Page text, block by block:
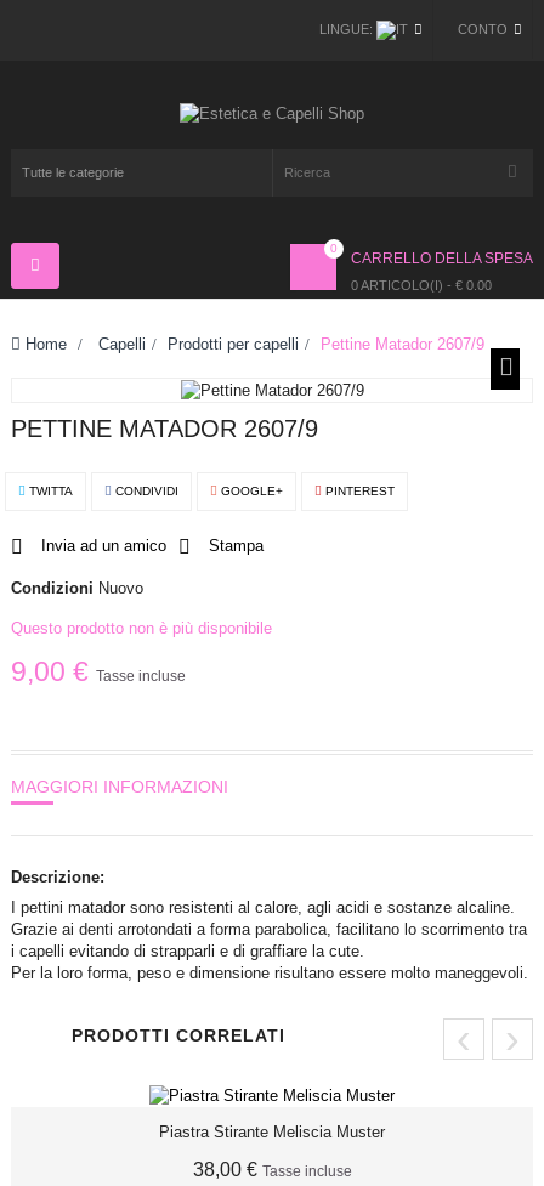
CONTO
LINGUE:
CARRELLO DELLA SPESA
0 ARTICOLO(I) - € 0.00
0
Navigazione
Toggle
Home > Capelli > Prodotti per capelli > Pettine Matador 2607/9
PETTINE MATADOR 2607/9
TWITTA CONDIVIDI GOOGLE+ PINTEREST
Invia ad un amico Stampa
Condizioni Nuovo
Questo prodotto non è più disponibile
9,00 € Tasse incluse
MAGGIORI INFORMAZIONI
Descrizione:
I pettini matador sono resistenti al calore, agli acidi e sostanze alcaline.
Grazie ai denti arrotondati a forma parabolica, facilitano lo scorrimento tra
i capelli evitando di strapparli e di graffiare la cute.
Per la loro forma, peso e dimensione risultano essere molto maneggevoli.
PRODOTTI CORRELATI ‹ ›
Piastra Stirante Meliscia Muster
38,00 € Tasse incluse